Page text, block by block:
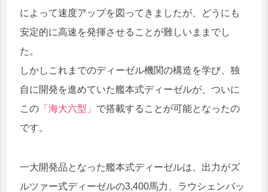
によって速度アップを図ってきましたが、どうにも
安定的に高速を発揮させることが難しいままでし
た。
しかしこれまでのディーゼル機関の構造を学び、独
自に開発を進めていた艦本式ディーゼルが、ついに
この 「海大六型」 で搭載することが可能となったの
です。
一大開発品となった艦本式ディーゼルは、出力がズ
ルツァー式ディーゼルの3,400馬力、ラウシェンバッ